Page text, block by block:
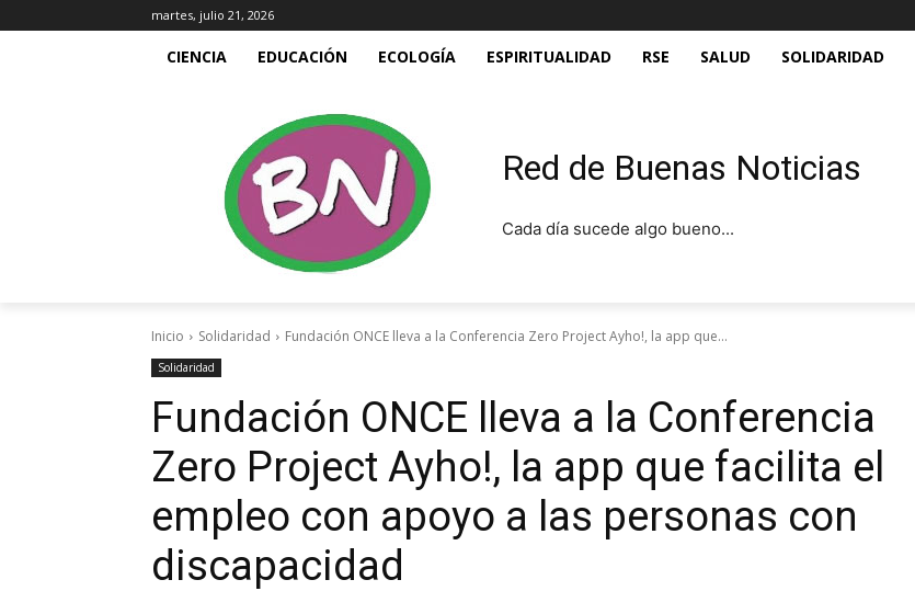
martes, julio 21, 2026
CIENCIA EDUCACIÓN ECOLOGÍA ESPIRITUALIDAD RSE SALUD SOLIDARIDAD
Red de Buenas Noticias
Cada día sucede algo bueno...
Inicio Solidaridad Fundación ONCE lleva a la Conferencia Zero Project Ayho!, la app que...
Solidaridad
Fundación ONCE lleva a la Conferencia
Zero Project Ayho!, la app que facilita el
empleo con apoyo a las personas con
discapacidad